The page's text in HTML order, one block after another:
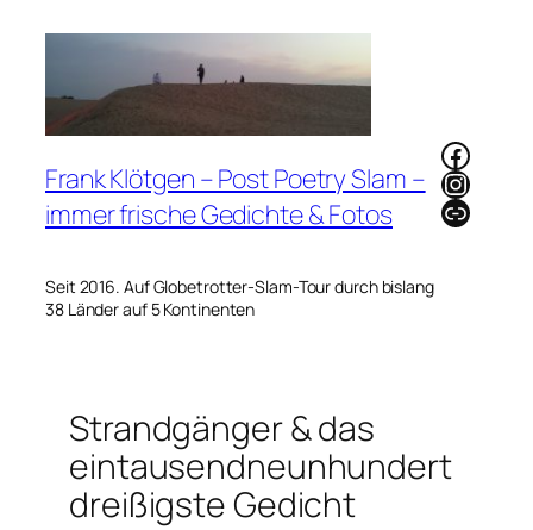
Frank Klötgen – Post Poetry Slam –
immer frische Gedichte & Fotos
Seit 2016. Auf Globetrotter-Slam-Tour durch bislang
38 Länder auf 5 Kontinenten
Link
Strandgänger & das
eintausendneunhundert
dreißigste Gedicht